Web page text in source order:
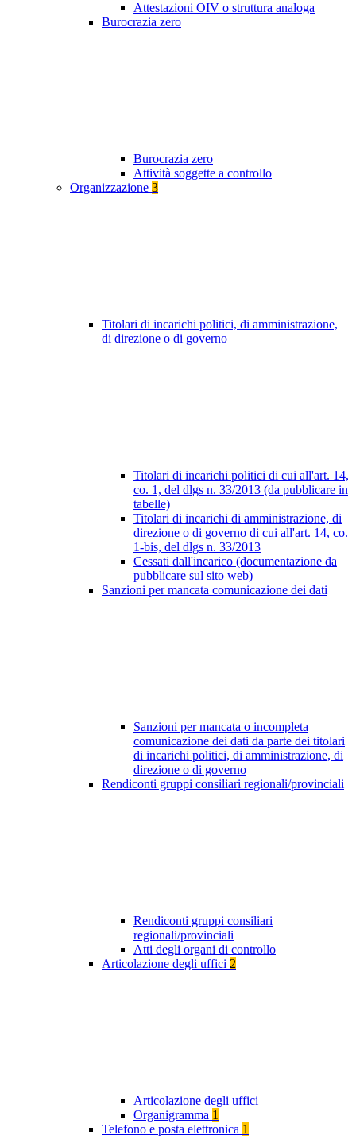
Attestazioni OIV o struttura analoga
Burocrazia zero
Burocrazia zero
Attività soggette a controllo
Organizzazione 3
Titolari di incarichi politici, di amministrazione,
di direzione o di governo
Titolari di incarichi politici di cui all'art. 14,
co. 1, del dlgs n. 33/2013 (da pubblicare in
tabelle)
Titolari di incarichi di amministrazione, di
direzione o di governo di cui all'art. 14, co.
1-bis, del dlgs n. 33/2013
Cessati dall'incarico (documentazione da
pubblicare sul sito web)
Sanzioni per mancata comunicazione dei dati
Sanzioni per mancata o incompleta
comunicazione dei dati da parte dei titolari
di incarichi politici, di amministrazione, di
direzione o di governo
Rendiconti gruppi consiliari regionali/provinciali
Rendiconti gruppi consiliari
regionali/provinciali
Atti degli organi di controllo
Articolazione degli uffici 2
Articolazione degli uffici
Organigramma 1
Telefono e posta elettronica 1